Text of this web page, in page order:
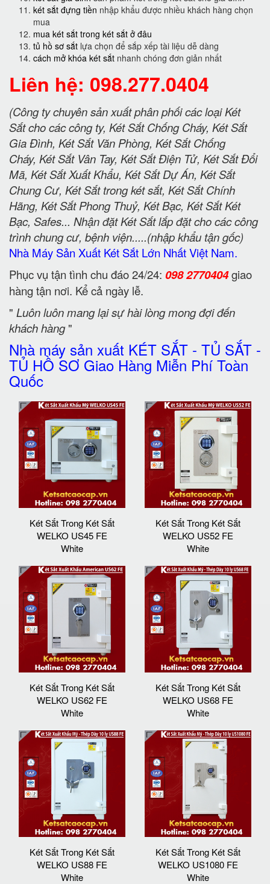
két sắt đựng tiền nhập khẩu được nhiều khách hàng chọn
mua
mua két sắt trong két sắt ở đâu
tủ hồ sơ sắt lựa chọn để sắp xếp tài liệu dễ dàng
cách mở khóa két sắt nhanh chóng đơn giản nhất
Liên hệ: 098.277.0404
(Công ty chuyên sản xuất phân phối các loại Két
Sắt cho các công ty, Két Sắt Chống Cháy, Két Sắt
Gia Đình, Két Sắt Văn Phòng, Két Sắt Chống
Cháy, Két Sắt Vân Tay, Két Sắt Điện Tử, Két Sắt Đổi
Mã, Két Sắt Xuất Khẩu, Két Sắt Dự Án, Két Sắt
Chung Cư, Két Sắt trong két sắt, Két Sắt Chính
Hãng, Két Sắt Phong Thuỷ, Két Bạc, Két Sắt Két
Bạc, Safes... Nhận đặt Két Sắt lắp đặt cho các công
trình chung cư, bệnh viện.....(nhập khẩu tận gốc)
Nhà Máy Sản Xuất Két Sắt Lớn Nhất Việt Nam.
Phục vụ tận tình chu đáo 24/24: 098 2770404giao
hàng tận nơi. Kể cả ngày lễ.
" Luôn luôn mang lại sự hài lòng mong đợi đến
khách hàng"
Nhà máy sản xuất KÉT SẮT - TỦ SẮT -
TỦ HỒ SƠ Giao Hàng Miễn Phí Toàn
Quốc
Két Sắt Trong Két Sắt
WELKO US45 FE
White
Két Sắt Trong Két Sắt
WELKO US52 FE
White
Két Sắt Trong Két Sắt
WELKO US62 FE
White
Két Sắt Trong Két Sắt
WELKO US68 FE
White
Két Sắt Trong Két Sắt
WELKO US88 FE
White
Két Sắt Trong Két Sắt
WELKO US1080 FE
White